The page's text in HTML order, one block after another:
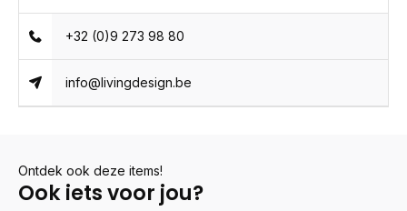
+32 (0)9 273 98 80
info@livingdesign.be
Ontdek ook deze items!
Ook iets voor jou?